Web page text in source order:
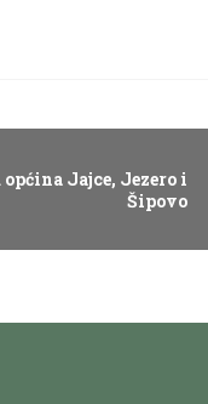
Jajce, Jezero i
Šipovo